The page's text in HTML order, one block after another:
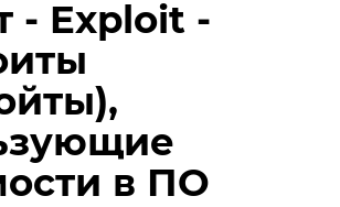
- Exploit -
в ПО